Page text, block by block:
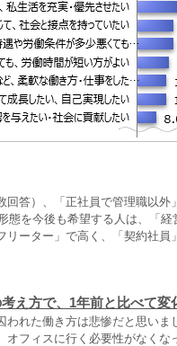
回答）、「正社員で管理職以
態を今後も希望する人は、「
リーター」で高く、「契約社員
え方で、1年前と比べて変
われた働き方は悲惨だと思いま
オフィスに行く必要性がなく